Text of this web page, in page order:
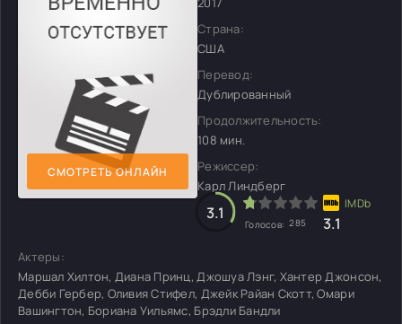
СМОТРЕТЬ ОНЛАЙН
Страна:
США
Перевод:
Дублированный
Продолжительность:
108 мин.
Режиссер:
Карл Линдберг
3.1
Голосов: 285 3.1
Актеры:
Маршал Хилтон, Диана Принц, Джошуа Лэнг, Хантер Джонсон,
Дебби Гербер, Оливия Стифел, Джейк Райан Скотт, Омари
Вашингтон, Бориана Уильямс, Брэдли Бандли